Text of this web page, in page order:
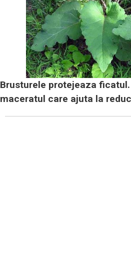
Brusturele protejeaza
maceratul care ajuta la